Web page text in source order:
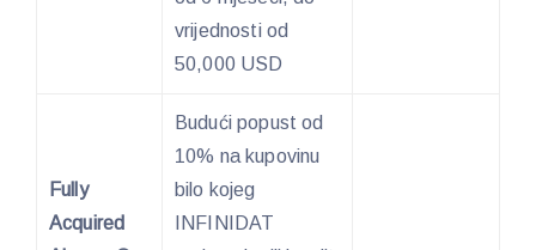
vrijednosti od
50,000 USD
Fully
Acquired
Budući popust od
10% na kupovinu
bilo kojeg
INFINIDAT